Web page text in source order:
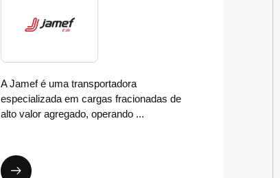
A Jamef é uma transportadora
especializada em cargas fracionadas de
alto valor agregado, operando ...